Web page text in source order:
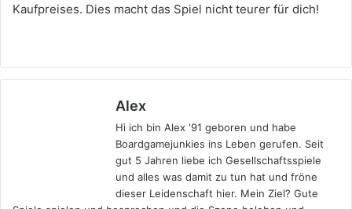
Kaufpreises. Dies macht das Spiel nicht teurer für dich!
Alex
Hi ich bin Alex '91 geboren und habe
Boardgamejunkies ins Leben gerufen. Seit
gut 5 Jahren liebe ich Gesellschaftsspiele
und alles was damit zu tun hat und fröne
dieser Leidenschaft hier. Mein Ziel? Gute